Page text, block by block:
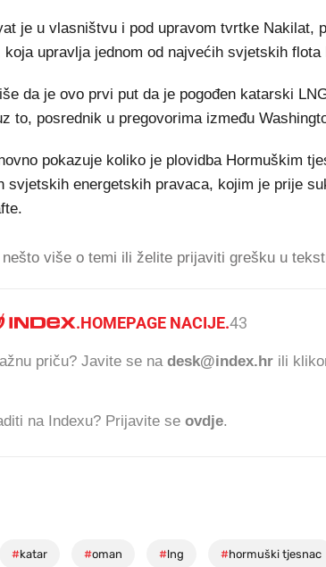
je u vlasništvu i pod upravom tvrtke Nakilat,
koja upravlja jednom od najvećih svjetskih flota
da je ovo prvi put da je pogođen katarski
to, posrednik u pregovorima između
pokazuje koliko je plovidba Hormuškim
svjetskih energetskih pravaca, kojim je prije
više o temi ili želite prijaviti grešku u
.HOMEPAGE NACIJE.43.903
priču? Javite se na desk@index.hr ili
na Indexu? Prijavite se ovdje.
#katar #oman #lng #hormuški tjesnac